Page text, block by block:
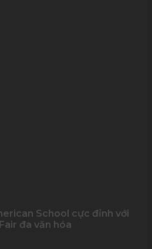
School cực đỉnh với
đa văn hóa